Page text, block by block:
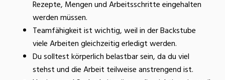
Rezepte, Mengen und Arbeitsschritte eingehalten
werden müssen.
Teamfähigkeit ist wichtig, weil in der Backstube
viele Arbeiten gleichzeitig erledigt werden.
Du solltest körperlich belastbar sein, da du viel
stehst und die Arbeit teilweise anstrengend ist.